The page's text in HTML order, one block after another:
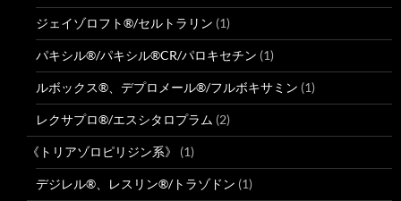
ジェイゾロフト®/セルトラリン (1)
パキシル®/パキシル®CR/パロキセチン (1)
ルボックス®、デプロメール®/フルボキサミン (1)
レクサプロ®/エスシタロプラム (2)
《トリアゾロピリジン系》 (1)
デジレル®、レスリン®/トラゾドン (1)